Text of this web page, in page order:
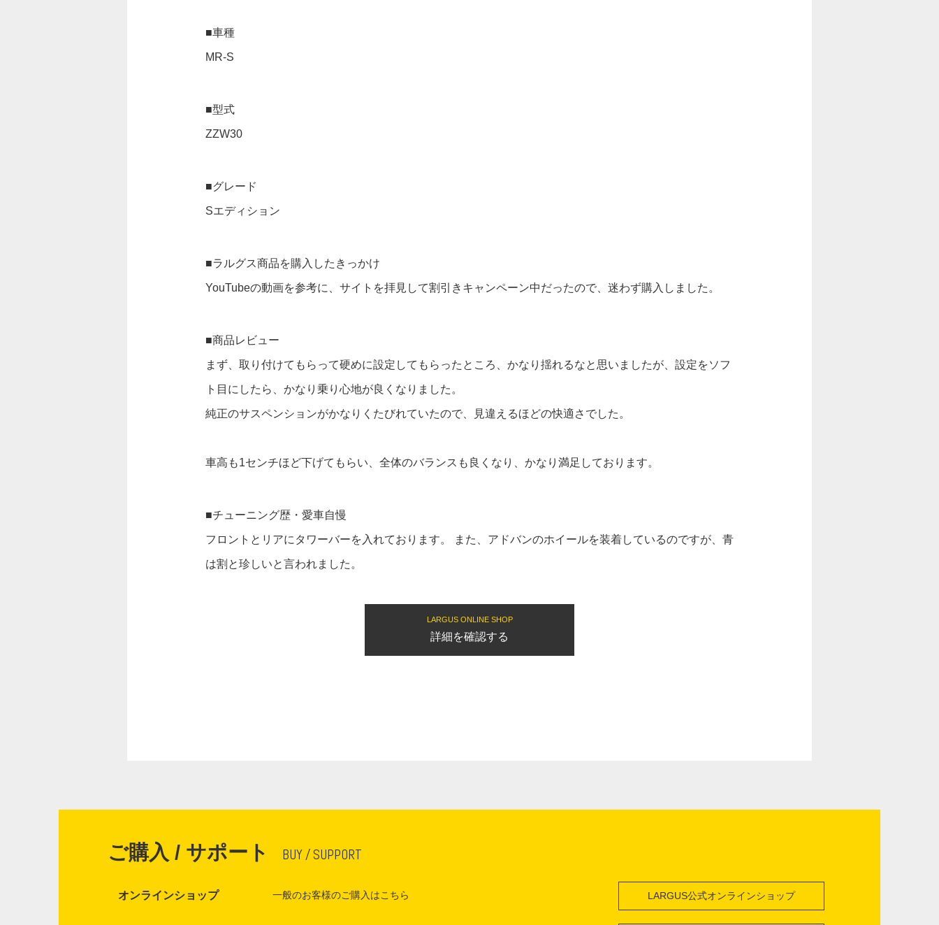
■車種
MR-S
■型式
ZZW30
■グレード
Sエディション
■ラルグス商品を購入したきっかけ
YouTubeの動画を参考に、サイトを拝見して割引きキャンペーン中だったので、迷わず購入しました。
■商品レビュー
まず、取り付けてもらって硬めに設定してもらったところ、かなり揺れるなと思いましたが、設定をソフ
ト目にしたら、かなり乗り心地が良くなりました。
純正のサスペンションがかなりくたびれていたので、見違えるほどの快適さでした。
車高も1センチほど下げてもらい、全体のバランスも良くなり、かなり満足しております。
■チューニング歴・愛車自慢
フロントとリアにタワーバーを入れております。 また、アドバンのホイールを装着しているのですが、青
は割と珍しいと言われました。
LARGUS ONLINE SHOP
詳細を確認する
ご購入 / サポート BUY / SUPPORT
オンラインショップ 一般のお客様のご購入はこちら LARGUS公式オンラインショップ